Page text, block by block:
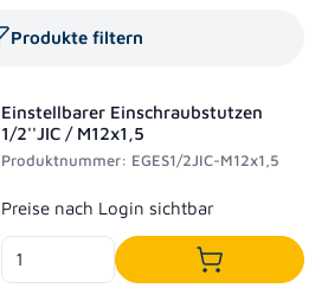
Produkte filtern
Einstellbarer Einschraubstutzen
1/2''JIC / M12x1,5
Produktnummer: EGES1/2JIC-M12x1,5
Regulärer Preis:
Preise nach Login sichtbar
In den